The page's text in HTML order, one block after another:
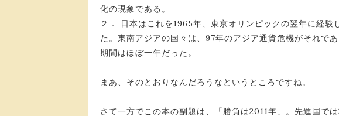
化の現象である。
２． 日本はこれを1965年、東京オリンピックの翌年に経験
た。東南アジアの国々は、97年のアジア通貨危機がそれで
期間はほぼ一年だった。
まあ、そのとおりなんだろうなというところですね。
さて一方でこの本の副題は、「勝負は2011年」。先進国で